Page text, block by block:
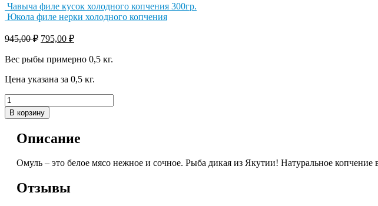
Чавыча филе кусок холодного копчения 300гр.
Юкола филе нерки холодного копчения
945,00₽ 795,00 ₽
Вес рыбы примерно 0,5 кг.
Цена указана за 0,5 кг.
В корзину
Описание
Омуль – это белое мясо нежное и сочное. Рыба дикая из Якутии! Натуральное
Отзывы